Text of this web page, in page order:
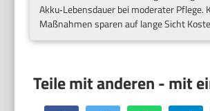
Akku‑Lebensdauer bei moderater Pflege.
Maßnahmen sparen auf lange Sicht